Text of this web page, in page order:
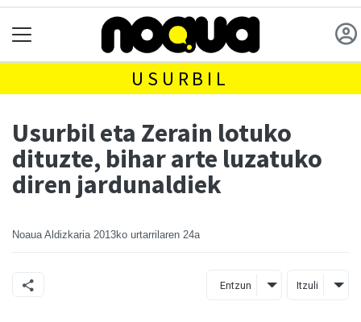
USURBIL
Usurbil eta Zerain lotuko
dituzte, bihar arte luzatuko
diren jardunaldiek
Noaua Aldizkaria 2013ko urtarrilaren 24a
Entzun Itzuli